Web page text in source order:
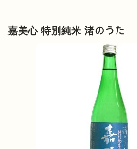
嘉美心 特別純米 渚のうた